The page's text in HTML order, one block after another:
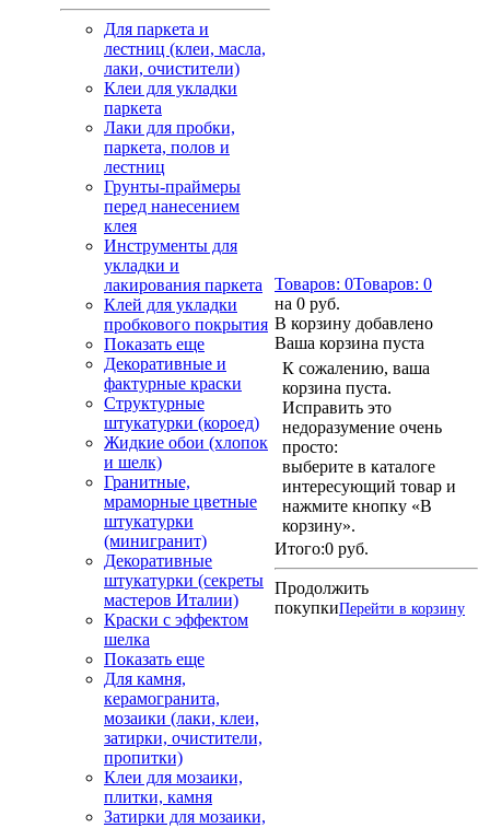
Для паркета и
лестниц (клеи, масла,
лаки, очистители)
Клеи для укладки
паркета
Лаки для пробки,
паркета, полов и
лестниц
Грунты-праймеры
перед нанесением
клея
Инструменты для
укладки и
лакирования паркета
Клей для укладки
пробкового покрытия
Показать еще
Декоративные и
фактурные краски
Структурные
штукатурки (короед)
Жидкие обои (хлопок
и шелк)
Гранитные,
мраморные цветные
штукатурки
(минигранит)
Декоративные
штукатурки (секреты
мастеров Италии)
Краски с эффектом
шелка
Показать еще
Для камня,
керамогранита,
мозаики (лаки, клеи,
затирки, очистители,
пропитки)
Клеи для мозаики,
плитки, камня
Затирки для мозаики,
Товаров: 0Товаров: 0
на 0 руб.
В корзину добавлено
Ваша корзина пуста
К сожалению, ваша
корзина пуста.
Исправить это
недоразумение очень
просто:
выберите в каталоге
интересующий товар и
нажмите кнопку «В
корзину».
Итого:0 руб.
Продолжить
покупкиПерейти в корзину